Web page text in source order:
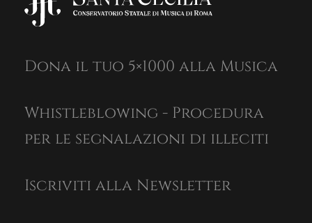
Dona il tuo 5×1000 alla Musica
Whistleblowing - Procedura
per le segnalazioni di illeciti
Iscriviti alla Newsletter